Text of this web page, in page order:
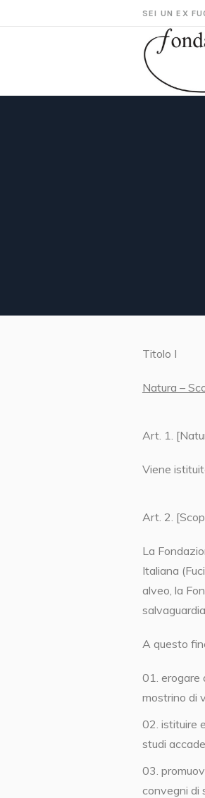
SEI UN EX
Titolo I
Natura –
Art. 1.
Viene
Art. 2.
La
Italiana
alveo, la
A questo
erogare
mostrino di
istituire
studi
convegni di